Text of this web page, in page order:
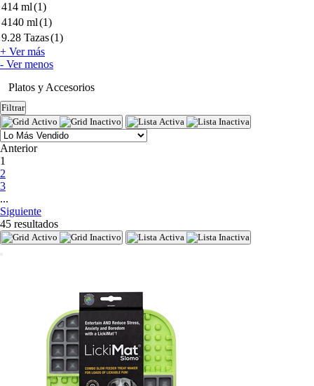
414 ml(1)
4140 ml(1)
9.28 Tazas(1)
+ Ver más
- Ver menos
Platos y Accesorios
Filtrar
Anterior
1
2
3
...
Siguiente
45 resultados